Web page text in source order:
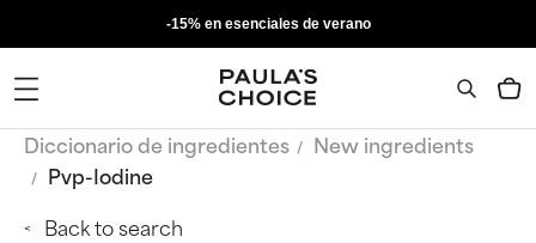
-15% en esenciales de verano
Diccionario de ingredientes
New ingredients
Pvp-Iodine
Back to search